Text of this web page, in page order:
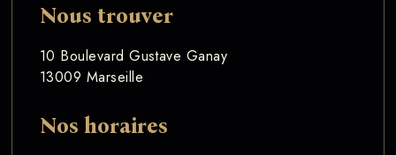
Nous trouver
10 Boulevard Gustave Ganay
13009 Marseille
Nos horaires